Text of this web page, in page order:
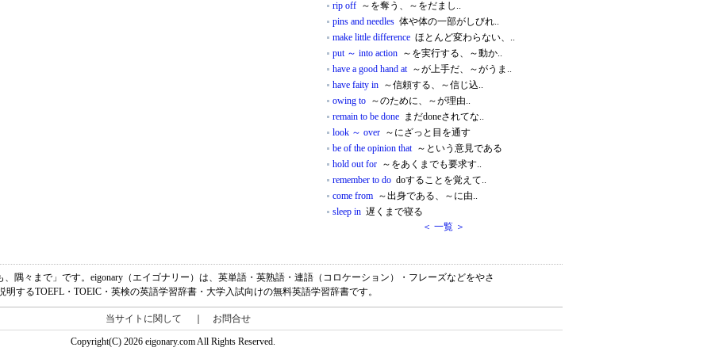
rip off ～を奪う、～をだまし..
pins and needles 体や体の一部がしびれ..
make little difference ほとんど変わらない、..
put ～ into action ～を実行する、～動か..
have a good hand at～が上手だ、～がうま..
have faity in ～信頼する、～信じ込..
owing to ～のために、～が理由..
remain to be done まだdoneされてな..
look ～ over ～にざっと目を通す
be of the opinion that～という意見である
hold out for ～をあくまでも要求す..
remember to do doすることを覚えて..
come from ～出身である、～に由..
sleep in 遅くまで寝る
＜ 一覧 ＞
、隅々まで」です。eigonary（エイゴナリー）は、英単語・英熟語・連語（コロケーション）・フレーズなどをやさ
明するTOEFL・TOEIC・英検の英語学習辞書・大学入試向けの無料英語学習辞書です。
当サイトに関して お問合せ
Copyright(C) 2026 eigonary.com All Rights Reserved.